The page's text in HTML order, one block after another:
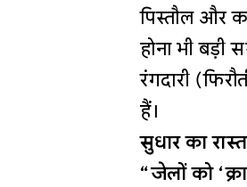
पिस्तौल और
होना भी
रंगदारी
हैं।
सुधार का
“जेलों को